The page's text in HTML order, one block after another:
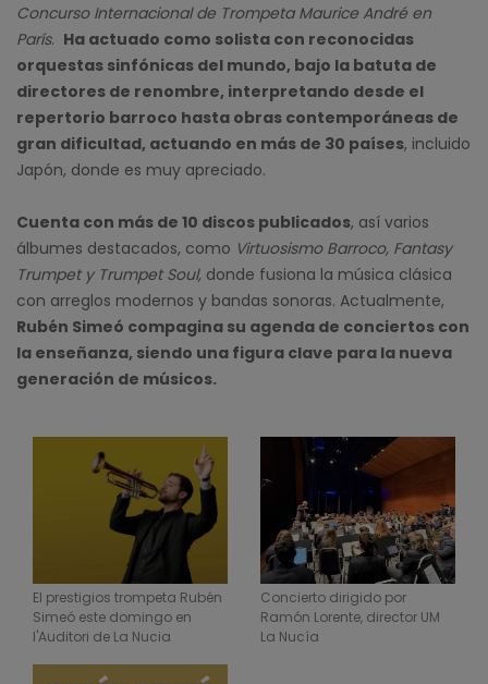
Concurso Internacional de Trompeta Maurice André en
París. Ha actuado como solista con reconocidas
orquestas sinfónicas del mundo, bajo la batuta de
directores de renombre, interpretando desde el
repertorio barroco hasta obras contemporáneas de
gran dificultad, actuando en más de 30 países, incluido
Japón, donde es muy apreciado.
Cuenta con más de 10 discos publicados, así varios
álbumes destacados, como Virtuosismo Barroco, Fantasy
Trumpet y Trumpet Soul, donde fusiona la música clásica
con arreglos modernos y bandas sonoras. Actualmente,
Rubén Simeó compagina su agenda de conciertos con
la enseñanza, siendo una figura clave para la nueva
generación de músicos.
El prestigios trompeta Rubén
Simeó este domingo en
l'Auditori de La Nucia
Concierto dirigido por
Ramón Lorente, director UM
La Nucía